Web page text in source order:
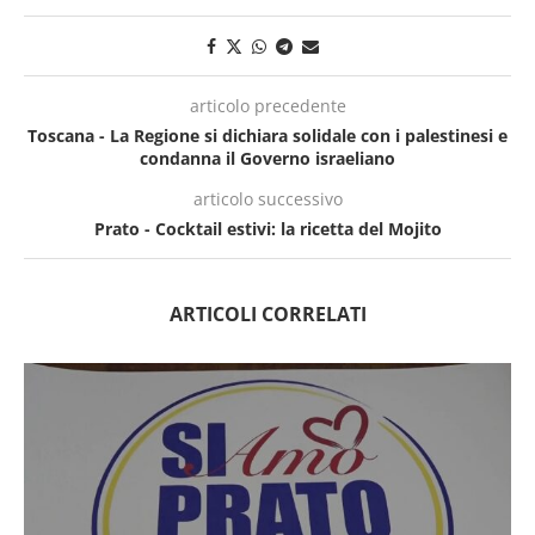
articolo precedente
Toscana - La Regione si dichiara solidale con i palestinesi e
condanna il Governo israeliano
articolo successivo
Prato - Cocktail estivi: la ricetta del Mojito
ARTICOLI CORRELATI